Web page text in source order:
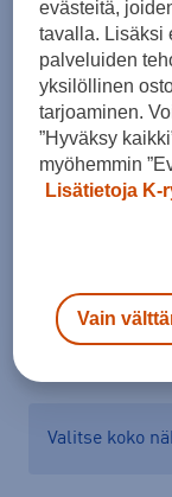
Koko
43
Kokotaulukko
Tarkista
Valitse koko
evästeitä,
tavalla. Lisäksi
palveluiden
yksilöllinen
tarjoaminen.
”Hyväksy
myöhemmin
Lisätietoja K-
Vain